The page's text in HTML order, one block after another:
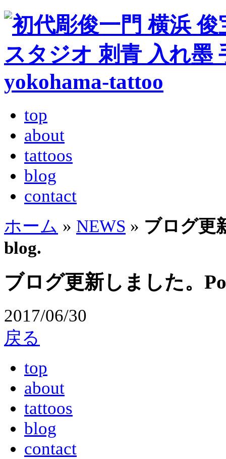
top
about
tattoos
blog
contact
ホーム » NEWS » ブログ更
blog.
ブログ更新しました。
2017/06/30
戻る
top
about
tattoos
blog
contact